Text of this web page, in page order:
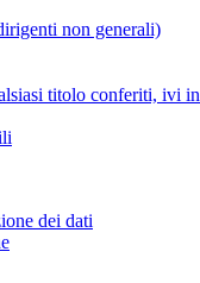
non generali)
titolo conferiti, ivi
dei dati